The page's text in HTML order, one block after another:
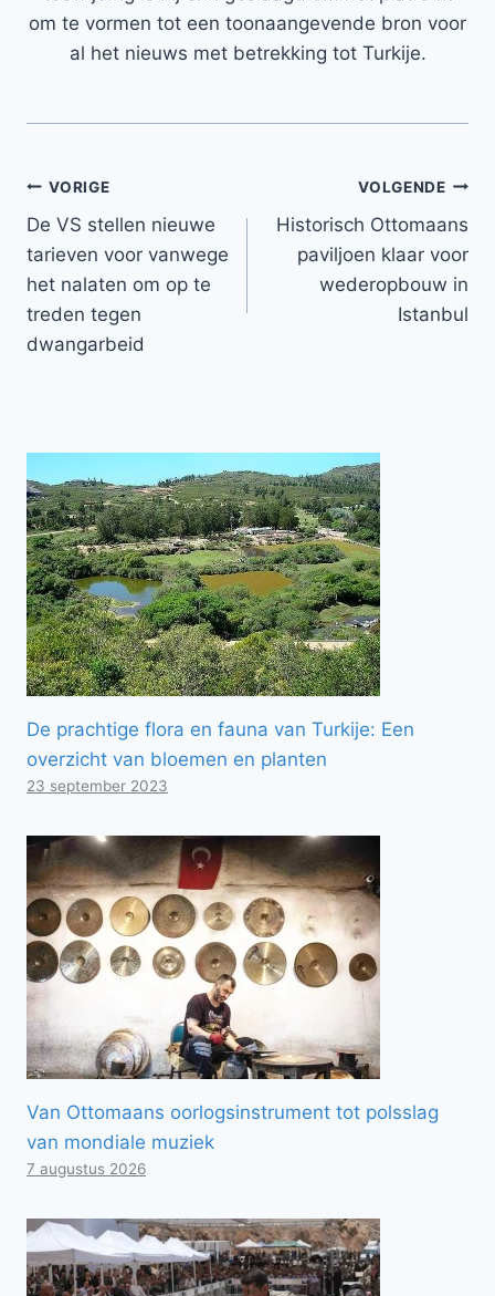
om te vormen tot een toonaangevende bron voor
al het nieuws met betrekking tot Turkije.
Bericht
navigatie
VORIGE
De VS stellen nieuwe
tarieven voor vanwege
het nalaten om op te
treden tegen
dwangarbeid
VOLGENDE
Historisch Ottomaans
paviljoen klaar voor
wederopbouw in
Istanbul
De prachtige flora en fauna van Turkije: Een
overzicht van bloemen en planten
23 september 2023
Van Ottomaans oorlogsinstrument tot polsslag
van mondiale muziek
7 augustus 2026